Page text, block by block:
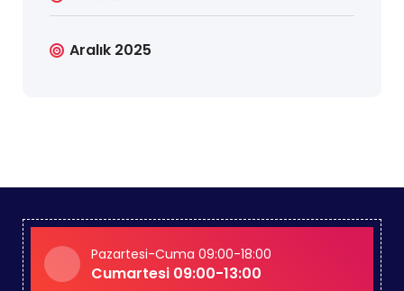
Aralık 2025
Pazartesi-Cuma 09:00-18:00
Cumartesi 09:00-13:00